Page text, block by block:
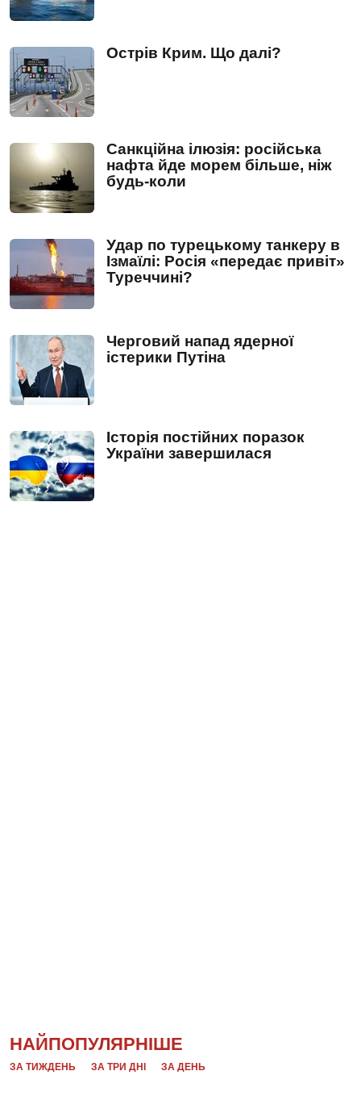
Острів Крим. Що далі?
Санкційна ілюзія: російська
нафта йде морем більше, ніж
будь-коли
Удар по турецькому танкеру в
Ізмаїлі: Росія «передає привіт»
Туреччині?
Черговий напад ядерної
істерики Путіна
Історія постійних поразок
України завершилася
НАЙПОПУЛЯРНІШЕ
ЗА ТИЖДЕНЬ ЗА ТРИ ДНІ ЗА ДЕНЬ